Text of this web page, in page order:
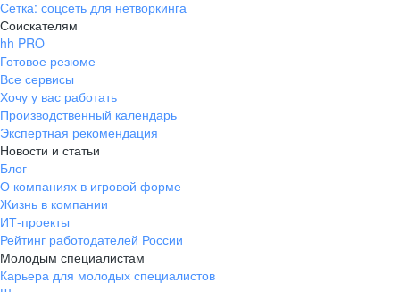
Сетка: соцсеть для нетворкинга
Соискателям
hh PRO
Готовое резюме
Все сервисы
Хочу у вас работать
Производственный календарь
Экспертная рекомендация
Новости и статьи
Блог
О компаниях в игровой форме
Жизнь в компании
ИТ-проекты
Рейтинг работодателей России
Молодым специалистам
Карьера для молодых специалистов